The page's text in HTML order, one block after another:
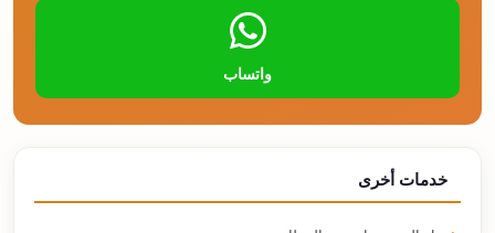
واتساب
خدمات أخرى